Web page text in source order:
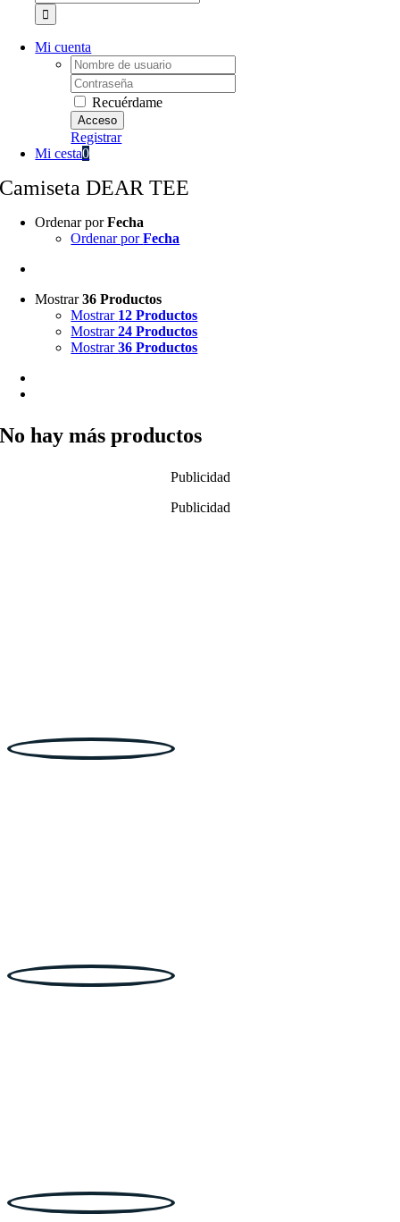
Mi cuenta
Username:
Password:
Recuérdame
Registrar
Mi cesta0
Camiseta DEAR TEE
Ordenar porFecha
Ordenar porFecha
Mostrar36 Productos
Mostrar 12 Productos
Mostrar24 Productos
Mostrar36 Productos
No hay más productos
Publicidad
Publicidad